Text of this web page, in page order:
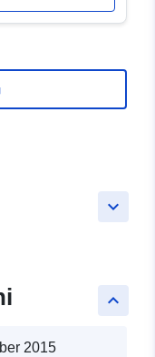
keyboard_arrow_down
keyboard_arrow_up
2015